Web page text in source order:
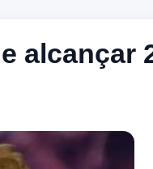
alcançar